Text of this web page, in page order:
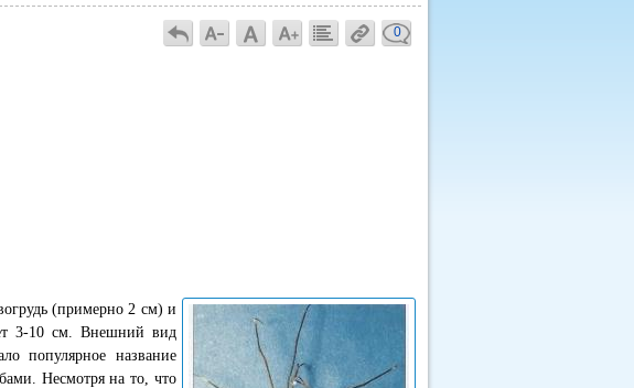
0
(примерно 2 см) и
3-10 см. Внешний вид
популярное название
Несмотря на то, что